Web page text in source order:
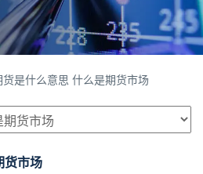
货是什么意思 什么是期货市场
货市场